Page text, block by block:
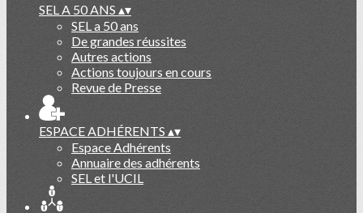
SEL A 50 ANS ▴▾
SEL a 50 ans
De grandes réussites
Autres actions
Actions toujours en cours
Revue de Presse
ESPACE ADHÉRENTS▴▾
Espace Adhérents
Annuaire des adhérents
SEL et l'UCIL